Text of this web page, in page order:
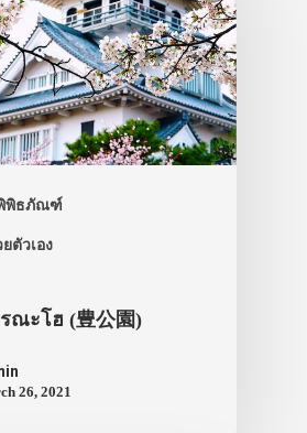
พิธภัณฑ์
ตัวเอง
ณะโฮ (豊公園)
26, 2021
ประเทศญี่ปุ่น
เที่ยวญี่ปุ่นด้ว